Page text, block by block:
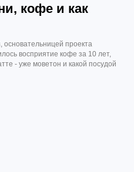
кофе и как
проекта
восприятие кофе за 10 лет,
- уже моветон и какой посудой